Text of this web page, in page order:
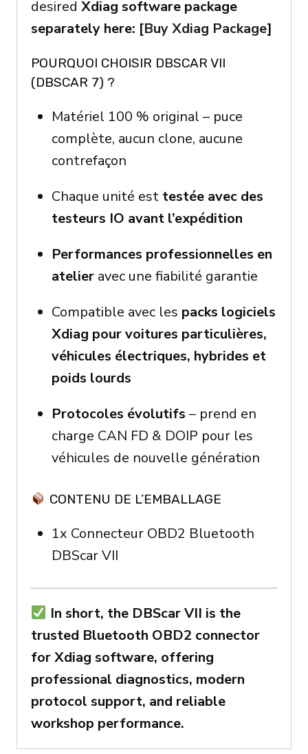
desired Xdiag software package
separately here: [Buy Xdiag Package]
POURQUOI CHOISIR DBSCAR VII
(DBSCAR 7) ?
Matériel 100 % original – puce
complète, aucun clone, aucune
contrefaçon
Chaque unité est testée avec des
testeurs IO avant l’expédition
Performances professionnelles en
atelier avec une fiabilité garantie
Compatible avec les packs logiciels
Xdiag pour voitures particulières,
véhicules électriques, hybrides et
poids lourds
Protocoles évolutifs – prend en
charge CAN FD & DOIP pour les
véhicules de nouvelle génération
CONTENU DE L’EMBALLAGE
1x Connecteur OBD2 Bluetooth
DBScar VII
In short, the DBScar VII is the
trusted Bluetooth OBD2 connector
for Xdiag software, offering
professional diagnostics, modern
protocol support, and reliable
workshop performance.